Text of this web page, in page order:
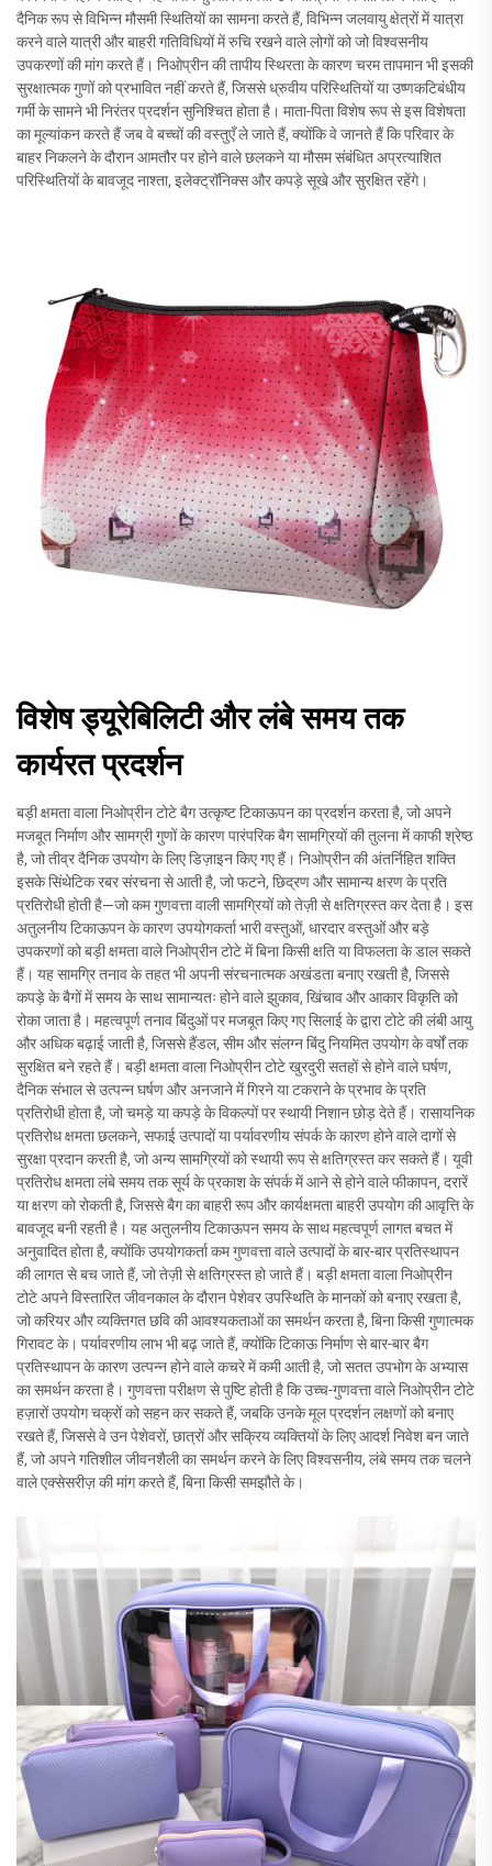
दैनिक रूप से विभिन्न मौसमी स्थितियों का सामना करते हैं, विभिन्न जलवायु क्षेत्रों में यात्रा
करने वाले यात्री और बाहरी गतिविधियों में रुचि रखने वाले लोगों को जो विश्वसनीय
उपकरणों की मांग करते हैं। निओप्रीन की तापीय स्थिरता के कारण चरम तापमान भी इसकी
सुरक्षात्मक गुणों को प्रभावित नहीं करते हैं, जिससे ध्रुवीय परिस्थितियों या उष्णकटिबंधीय
गर्मी के सामने भी निरंतर प्रदर्शन सुनिश्चित होता है। माता-पिता विशेष रूप से इस विशेषता
का मूल्यांकन करते हैं जब वे बच्चों की वस्तुएँ ले जाते हैं, क्योंकि वे जानते हैं कि परिवार के
बाहर निकलने के दौरान आमतौर पर होने वाले छलकने या मौसम संबंधित अप्रत्याशित
परिस्थितियों के बावजूद नाश्ता, इलेक्ट्रॉनिक्स और कपड़े सूखे और सुरक्षित रहेंगे।
विशेष ड्यूरेबिलिटी और लंबे समय तक
कार्यरत प्रदर्शन
बड़ी क्षमता वाला निओप्रीन टोटे बैग उत्कृष्ट टिकाऊपन का प्रदर्शन करता है, जो अपने
मजबूत निर्माण और सामग्री गुणों के कारण पारंपरिक बैग सामग्रियों की तुलना में काफी श्रेष्ठ
है, जो तीव्र दैनिक उपयोग के लिए डिज़ाइन किए गए हैं। निओप्रीन की अंतर्निहित शक्ति
इसके सिंथेटिक रबर संरचना से आती है, जो फटने, छिद्रण और सामान्य क्षरण के प्रति
प्रतिरोधी होती है—जो कम गुणवत्ता वाली सामग्रियों को तेज़ी से क्षतिग्रस्त कर देता है। इस
अतुलनीय टिकाऊपन के कारण उपयोगकर्ता भारी वस्तुओं, धारदार वस्तुओं और बड़े
उपकरणों को बड़ी क्षमता वाले निओप्रीन टोटे में बिना किसी क्षति या विफलता के डाल सकते
हैं। यह सामग्रि तनाव के तहत भी अपनी संरचनात्मक अखंडता बनाए रखती है, जिससे
कपड़े के बैगों में समय के साथ सामान्यतः होने वाले झुकाव, खिंचाव और आकार विकृति को
रोका जाता है। महत्वपूर्ण तनाव बिंदुओं पर मजबूत किए गए सिलाई के द्वारा टोटे की लंबी आयु
और अधिक बढ़ाई जाती है, जिससे हैंडल, सीम और संलग्न बिंदु नियमित उपयोग के वर्षों तक
सुरक्षित बने रहते हैं। बड़ी क्षमता वाला निओप्रीन टोटे खुरदुरी सतहों से होने वाले घर्षण,
दैनिक संभाल से उत्पन्न घर्षण और अनजाने में गिरने या टकराने के प्रभाव के प्रति
प्रतिरोधी होता है, जो चमड़े या कपड़े के विकल्पों पर स्थायी निशान छोड़ देते हैं। रासायनिक
प्रतिरोध क्षमता छलकने, सफाई उत्पादों या पर्यावरणीय संपर्क के कारण होने वाले दागों से
सुरक्षा प्रदान करती है, जो अन्य सामग्रियों को स्थायी रूप से क्षतिग्रस्त कर सकते हैं। यूवी
प्रतिरोध क्षमता लंबे समय तक सूर्य के प्रकाश के संपर्क में आने से होने वाले फीकापन, दरारें
या क्षरण को रोकती है, जिससे बैग का बाहरी रूप और कार्यक्षमता बाहरी उपयोग की आवृत्ति के
बावजूद बनी रहती है। यह अतुलनीय टिकाऊपन समय के साथ महत्वपूर्ण लागत बचत में
अनुवादित होता है, क्योंकि उपयोगकर्ता कम गुणवत्ता वाले उत्पादों के बार-बार प्रतिस्थापन
की लागत से बच जाते हैं, जो तेज़ी से क्षतिग्रस्त हो जाते हैं। बड़ी क्षमता वाला निओप्रीन
टोटे अपने विस्तारित जीवनकाल के दौरान पेशेवर उपस्थिति के मानकों को बनाए रखता है,
जो करियर और व्यक्तिगत छवि की आवश्यकताओं का समर्थन करता है, बिना किसी गुणात्मक
गिरावट के। पर्यावरणीय लाभ भी बढ़ जाते हैं, क्योंकि टिकाऊ निर्माण से बार-बार बैग
प्रतिस्थापन के कारण उत्पन्न होने वाले कचरे में कमी आती है, जो सतत उपभोग के अभ्यास
का समर्थन करता है। गुणवत्ता परीक्षण से पुष्टि होती है कि उच्च-गुणवत्ता वाले निओप्रीन टोटे
हज़ारों उपयोग चक्रों को सहन कर सकते हैं, जबकि उनके मूल प्रदर्शन लक्षणों को बनाए
रखते हैं, जिससे वे उन पेशेवरों, छात्रों और सक्रिय व्यक्तियों के लिए आदर्श निवेश बन जाते
हैं, जो अपने गतिशील जीवनशैली का समर्थन करने के लिए विश्वसनीय, लंबे समय तक चलने
वाले एक्सेसरीज़ की मांग करते हैं, बिना किसी समझौते के।